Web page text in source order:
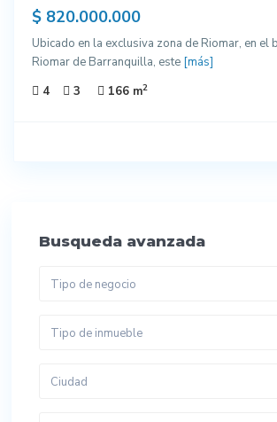
$ 820.000.000
Ubicado en la exclusiva zona de Riomar, en el
Riomar de Barranquilla, este [más]
4
3 166 m2
Busqueda avanzada
Tipo de negocio
Tipo de inmueble
Ciudad